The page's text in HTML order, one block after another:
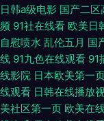
日韩a级电影 国产二区
频 91社在线看 欧美日
自慰喷水 乱伦五月 国
线 91九色在线观看 91
线影院 日本欧美第一
线观看 日韩在线播放
美社区第一页 欧美在